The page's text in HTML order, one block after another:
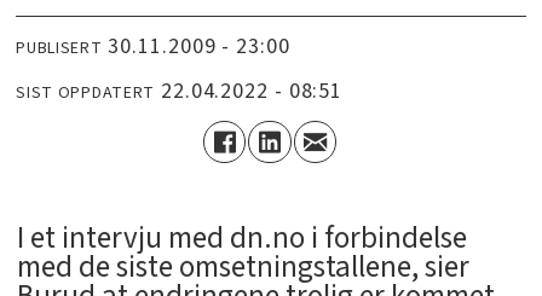
PUBLISERT 30.11.2009 - 23:00
SIST OPPDATERT 22.04.2022 - 08:51
I et intervju med dn.no i forbindelse
med de siste omsetningstallene, sier